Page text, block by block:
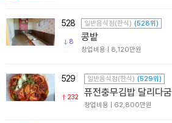
528
8
일반음식점(한식) (528위)
콩밭
창업비용 | 8,120만원
529
232
일반음식점(한식) (529위)
퓨전충무김밥 달리다굼
창업비용 | 62,800만원